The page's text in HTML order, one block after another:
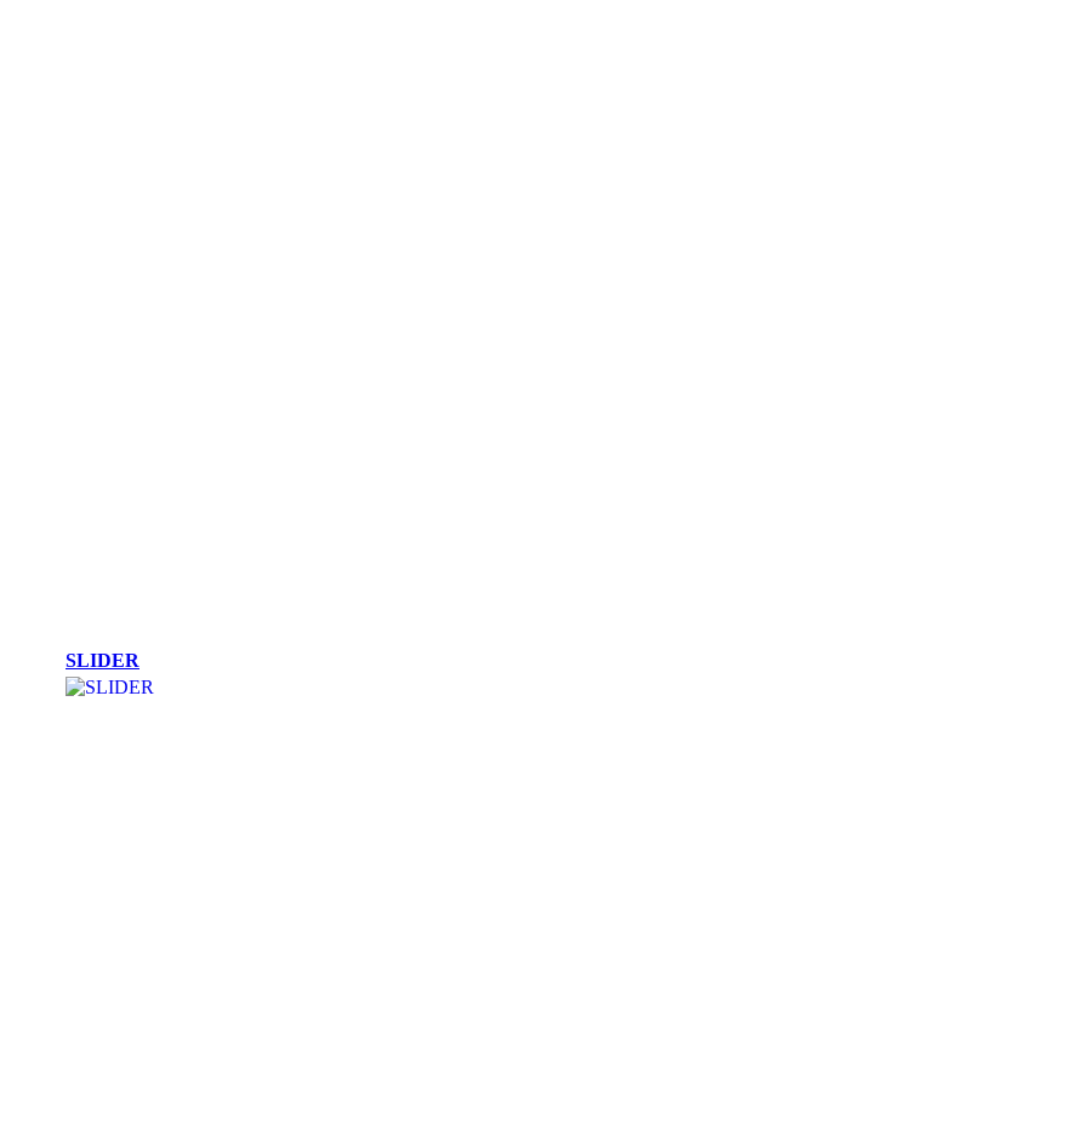
SLIDER